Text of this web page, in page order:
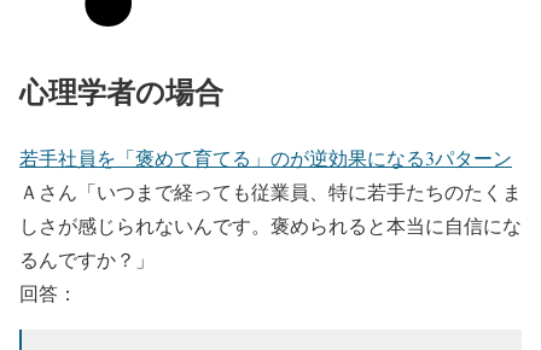
心理学者の場合
若手社員を「褒めて育てる」のが逆効果になる3パターン
Ａさん「いつまで経っても従業員、特に若手たちのたくま
しさが感じられないんです。褒められると本当に自信にな
るんですか？」
回答：